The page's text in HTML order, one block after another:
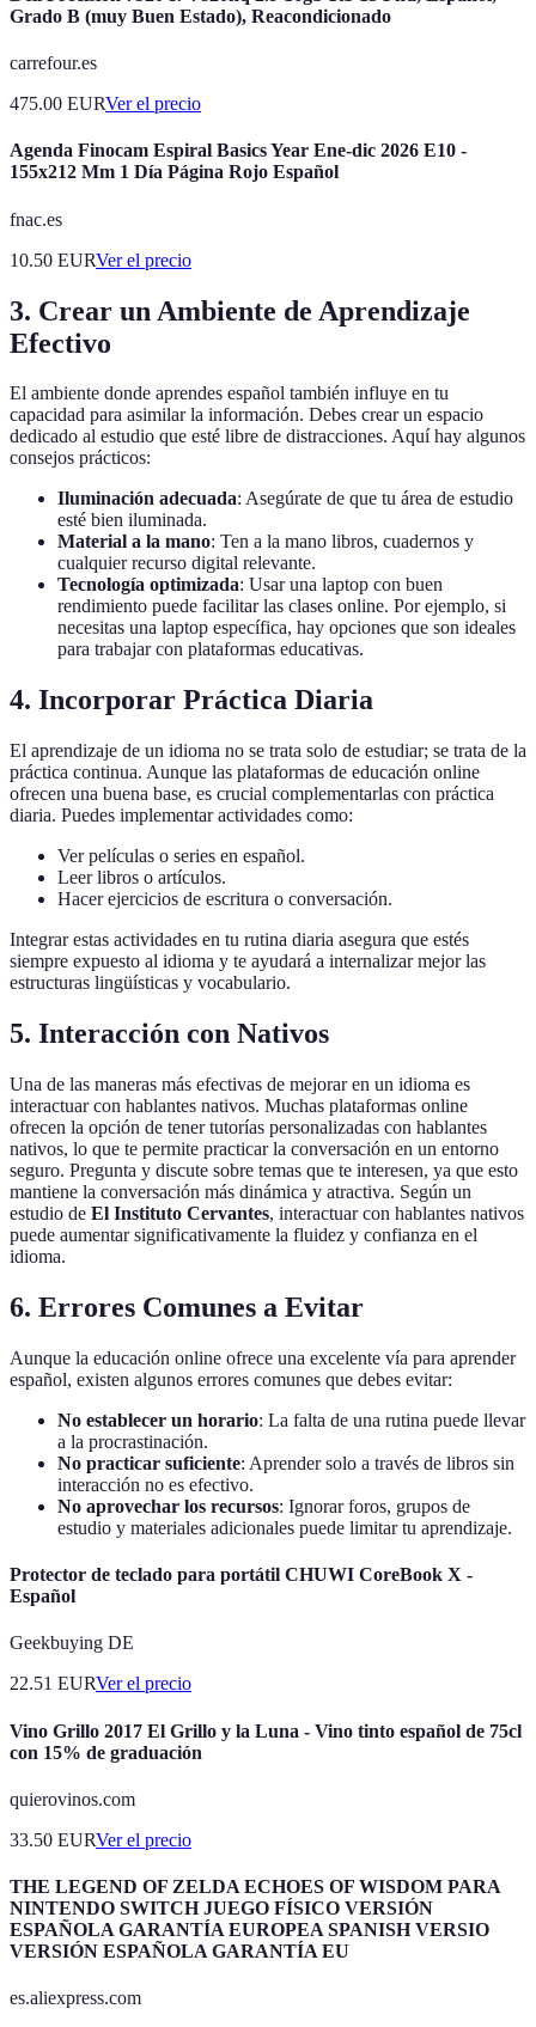
Grado B (muy Buen Estado), Reacondicionado
carrefour.es
475.00 EURVer el precio
Agenda Finocam Espiral Basics Year Ene-dic 2026 E10 -
155x212 Mm 1 Día Página Rojo Español
fnac.es
10.50 EURVer el precio
3. Crear un Ambiente de Aprendizaje
Efectivo
El ambiente donde aprendes español también influye en tu
capacidad para asimilar la información. Debes crear un espacio
dedicado al estudio que esté libre de distracciones. Aquí hay algunos
consejos prácticos:
Iluminación adecuada: Asegúrate de que tu área de estudio
esté bien iluminada.
Material a la mano: Ten a la mano libros, cuadernos y
cualquier recurso digital relevante.
Tecnología optimizada: Usar una laptop con buen
rendimiento puede facilitar las clases online. Por ejemplo, si
necesitas una laptop específica, hay opciones que son ideales
para trabajar con plataformas educativas.
4. Incorporar Práctica Diaria
El aprendizaje de un idioma no se trata solo de estudiar; se trata de la
práctica continua. Aunque las plataformas de educación online
ofrecen una buena base, es crucial complementarlas con práctica
diaria. Puedes implementar actividades como:
Ver películas o series en español.
Leer libros o artículos.
Hacer ejercicios de escritura o conversación.
Integrar estas actividades en tu rutina diaria asegura que estés
siempre expuesto al idioma y te ayudará a internalizar mejor las
estructuras lingüísticas y vocabulario.
5. Interacción con Nativos
Una de las maneras más efectivas de mejorar en un idioma es
interactuar con hablantes nativos. Muchas plataformas online
ofrecen la opción de tener tutorías personalizadas con hablantes
nativos, lo que te permite practicar la conversación en un entorno
seguro. Pregunta y discute sobre temas que te interesen, ya que esto
mantiene la conversación más dinámica y atractiva. Según un
estudio de El Instituto Cervantes, interactuar con hablantes nativos
puede aumentar significativamente la fluidez y confianza en el
idioma.
6. Errores Comunes a Evitar
Aunque la educación online ofrece una excelente vía para aprender
español, existen algunos errores comunes que debes evitar:
No establecer un horario: La falta de una rutina puede llevar
a la procrastinación.
No practicar suficiente: Aprender solo a través de libros sin
interacción no es efectivo.
No aprovechar los recursos: Ignorar foros, grupos de
estudio y materiales adicionales puede limitar tu aprendizaje.
Protector de teclado para portátil CHUWI CoreBook X -
Español
Geekbuying DE
22.51 EURVer el precio
Vino Grillo 2017 El Grillo y la Luna - Vino tinto español de 75cl
con 15% de graduación
quierovinos.com
33.50 EURVer el precio
THE LEGEND OF ZELDA ECHOES OF WISDOM PARA
NINTENDO SWITCH JUEGO FÍSICO VERSIÓN
ESPAÑOLA GARANTÍA EUROPEA SPANISH VERSIO
VERSIÓN ESPAÑOLA GARANTÍA EU
es.aliexpress.com